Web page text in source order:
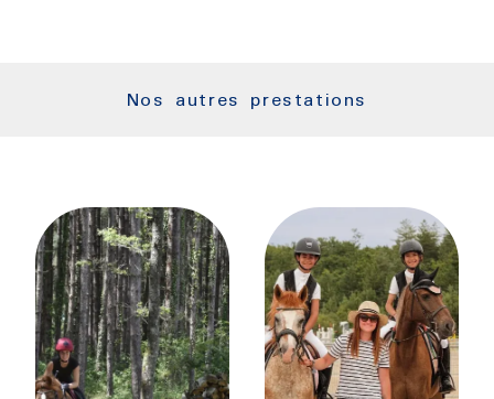
Nos autres prestations